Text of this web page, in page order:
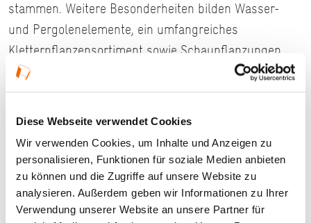
Diese Webseite verwendet Cookies
Wir verwenden Cookies, um Inhalte und Anzeigen zu
personalisieren, Funktionen für soziale Medien anbieten
zu können und die Zugriffe auf unsere Website zu
analysieren. Außerdem geben wir Informationen zu Ihrer
Verwendung unserer Website an unsere Partner für
stammen. Weitere Besonderheiten bilden Wasser-
und Pergolenelemente, ein umfangreiches
Kletterpflanzensortiment sowie Schaupflanzungen
aus Stauden und Sommerblumen. Trotz zahlreicher
baulicher Veränderungen blieb die ursprüngliche Idee
Eduard von Lades, eine gelebte Verbindung von Lehre
heute das Erscheinungsbild der Anlage.
Täglich geöffnet
Eintritt frei